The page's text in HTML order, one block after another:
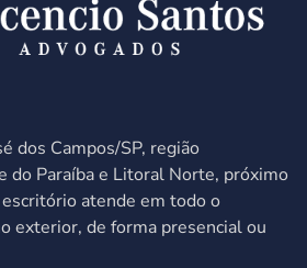
dos Campos/SP, região
do Paraíba e Litoral Norte, próximo
atende em todo o
exterior, de forma presencial ou